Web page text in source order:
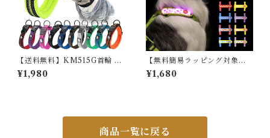
【送料無料】KM515G首輪 犬
定番 クッション入り 痛くない
通気性 おしゃれ かわいい カラ
¥1,980
【無料簡易ラッピング対象】
犬用 LED ライト 光 ソフトバ
ンド 軽量 USB充電 明るい や
点灯 点滅 ペット用 ドッグラン
R9961
¥1,680
商品一覧に戻る